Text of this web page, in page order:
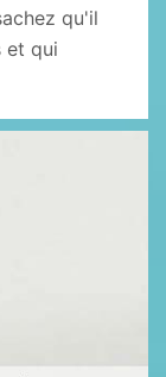
qu'il
et qui